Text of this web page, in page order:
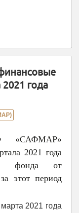
2021 года
«САФМАР»
2021 года
фонда от
этот период
2021 года